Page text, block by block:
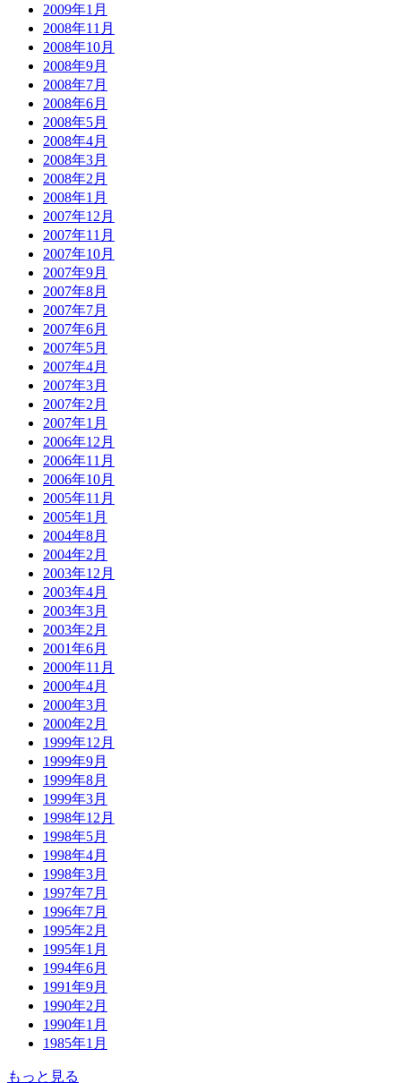
2009年1月
2008年11月
2008年10月
2008年9月
2008年7月
2008年6月
2008年5月
2008年4月
2008年3月
2008年2月
2008年1月
2007年12月
2007年11月
2007年10月
2007年9月
2007年8月
2007年7月
2007年6月
2007年5月
2007年4月
2007年3月
2007年2月
2007年1月
2006年12月
2006年11月
2006年10月
2005年11月
2005年1月
2004年8月
2004年2月
2003年12月
2003年4月
2003年3月
2003年2月
2001年6月
2000年11月
2000年4月
2000年3月
2000年2月
1999年12月
1999年9月
1999年8月
1999年3月
1998年12月
1998年5月
1998年4月
1998年3月
1997年7月
1996年7月
1995年2月
1995年1月
1994年6月
1991年9月
1990年2月
1990年1月
1985年1月
もっと見る